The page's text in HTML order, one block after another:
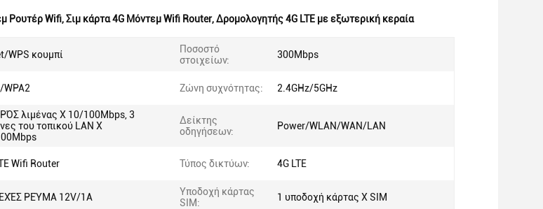
Ρουτέρ Wifi,Σιμ κάρτα 4G Μόντεμ Wifi Router,Δρομολογητής 4G LTE με εξωτερική κεραία
WPS κουμπί
Ποσοστό
στοιχείων:
300Mbps
WPA2 Ζώνη συχνότητας: 2.4GHz/5GHz
λιμένας Χ 10/100Mbps, 3
του τοπικού LAN Χ
Δείκτης
οδηγήσεων:
Power/WLAN/WAN/LAN
Wifi Router Τύπος δικτύων: 4G LTE
ΡΕΎΜΑ 12V/1A
Υποδοχή κάρτας
SIM:
1 υποδοχή κάρτας Χ SIM